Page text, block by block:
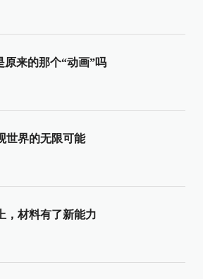
来的那个“动画”吗
世界的无限可能
，材料有了新能力